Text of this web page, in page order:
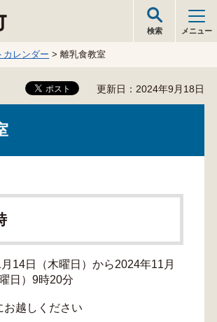
検索 メニュー
カレンダー > 離乳食教室
更新日：2024年9月18日
14日（木曜日）から2024年11月
日）9時20分
お越しください